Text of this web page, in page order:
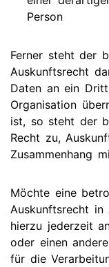
Person
Ferner steht der
Auskunftsrecht
Daten an ein
Organisation
ist, so steht der
Recht zu,
Zusammenhang
Möchte eine
Auskunftsrecht in
hierzu jederzeit
oder einen
für die